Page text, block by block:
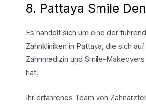
8. Pattaya Smile
Es handelt sich um eine der
Zahnkliniken in Pattaya, die sich
Zahnmedizin und Smile-
hat.
Ihr erfahrenes Team von